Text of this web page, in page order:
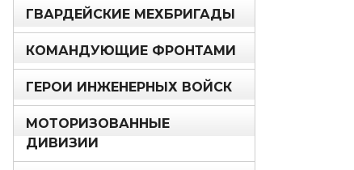
ГВАРДЕЙСКИЕ МЕХБРИГАДЫ
КОМАНДУЮЩИЕ ФРОНТАМИ
ГЕРОИ ИНЖЕНЕРНЫХ ВОЙСК
МОТОРИЗОВАННЫЕ
ДИВИЗИИ